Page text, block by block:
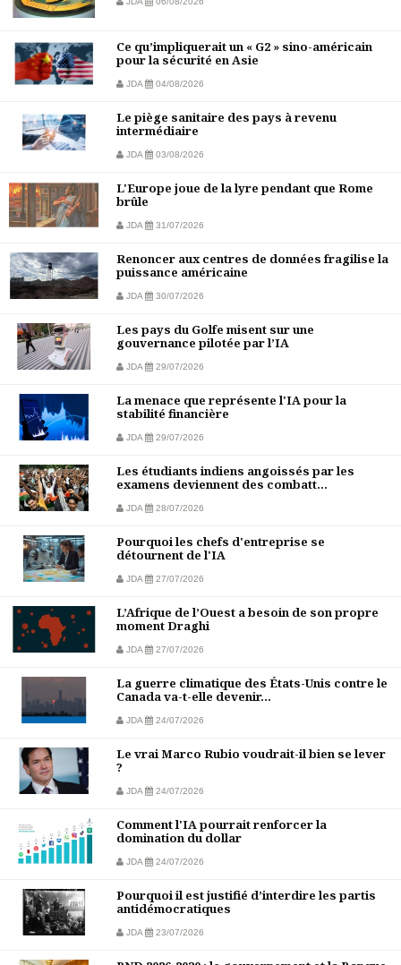
Ce qu’impliquerait un « G2 » sino-américain
pour la sécurité en Asie
JDA 04/08/2026
Le piège sanitaire des pays à revenu
intermédiaire
JDA 03/08/2026
L'Europe joue de la lyre pendant que Rome
brûle
JDA 31/07/2026
Renoncer aux centres de données fragilise la
puissance américaine
JDA 30/07/2026
Les pays du Golfe misent sur une
gouvernance pilotée par l’IA
JDA 29/07/2026
La menace que représente l'IA pour la
stabilité financière
JDA 29/07/2026
Les étudiants indiens angoissés par les
examens deviennent des combatt...
JDA 28/07/2026
Pourquoi les chefs d'entreprise se
détournent de l'IA
JDA 27/07/2026
L’Afrique de l’Ouest a besoin de son propre
moment Draghi
JDA 27/07/2026
La guerre climatique des États-Unis contre le
Canada va-t-elle devenir...
JDA 24/07/2026
Le vrai Marco Rubio voudrait-il bien se lever
?
JDA 24/07/2026
Comment l'IA pourrait renforcer la
domination du dollar
JDA 24/07/2026
Pourquoi il est justifié d’interdire les partis
antidémocratiques
JDA 23/07/2026